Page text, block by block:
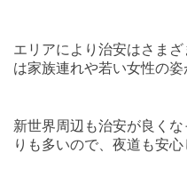
エリアにより治安はさま
は家族連れや若い女性の姿
新世界周辺も治安が良く
りも多いので、夜道も安